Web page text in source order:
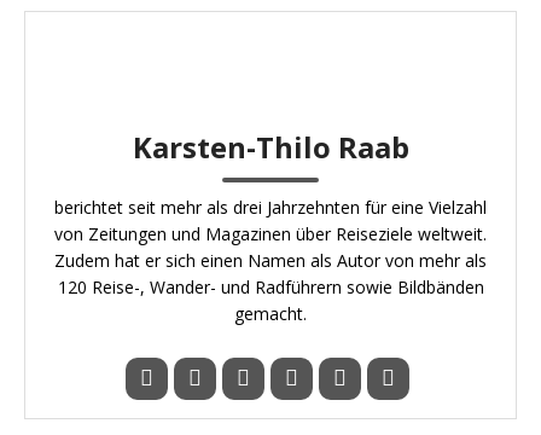
Karsten-Thilo Raab
berichtet seit mehr als drei Jahrzehnten für eine Vielzahl
von Zeitungen und Magazinen über Reiseziele weltweit.
Zudem hat er sich einen Namen als Autor von mehr als
120 Reise-, Wander- und Radführern sowie Bildbänden
gemacht.